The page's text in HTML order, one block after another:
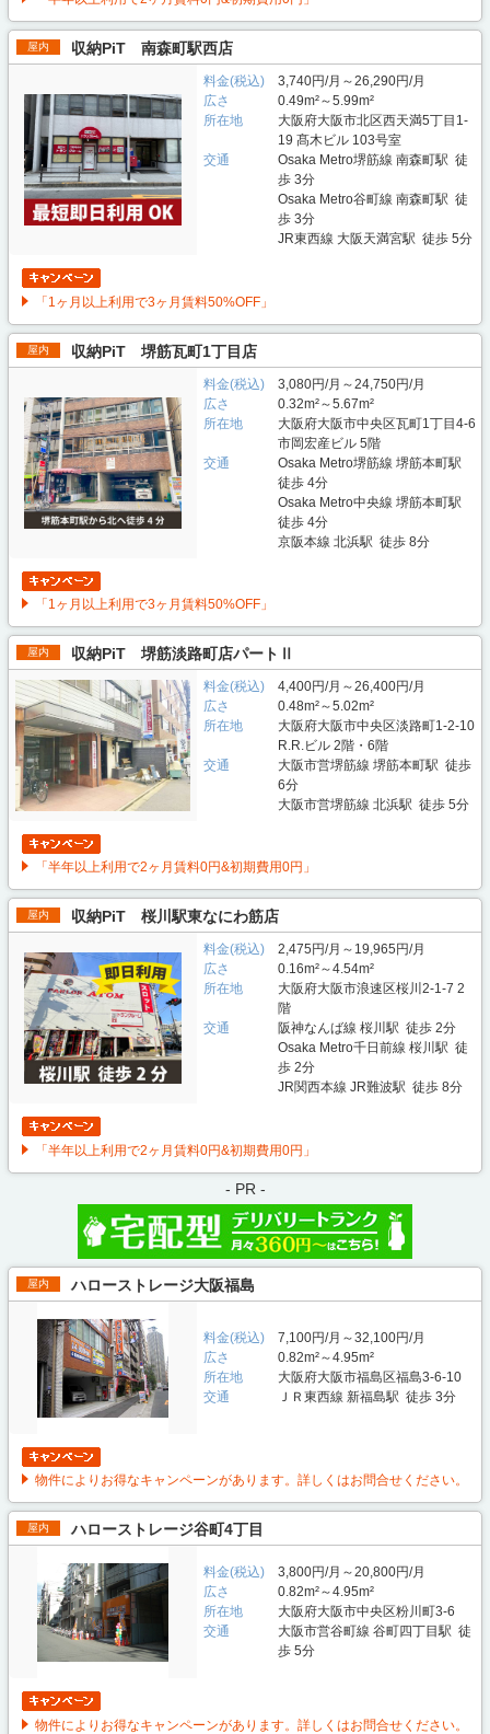
屋内 収納PiT 南森町駅西店
料金(税込)
3,740円/月～26,290円/月
広さ
0.49m²～5.99m²
所在地
大阪府大阪市北区西天満5丁目1-
19 髙木ビル 103号室
交通
Osaka Metro堺筋線 南森町駅 徒
歩 3分
Osaka Metro谷町線 南森町駅 徒
歩 3分
JR東西線 大阪天満宮駅 徒歩 5分
「1ヶ月以上利用で3ヶ月賃料50%OFF」
屋内 収納PiT 堺筋瓦町1丁目店
料金(税込)
3,080円/月～24,750円/月
広さ
0.32m²～5.67m²
所在地
大阪府大阪市中央区瓦町1丁目4-6
市岡宏産ビル 5階
交通
Osaka Metro堺筋線 堺筋本町駅
徒歩 4分
Osaka Metro中央線 堺筋本町駅
徒歩 4分
京阪本線 北浜駅 徒歩 8分
「1ヶ月以上利用で3ヶ月賃料50%OFF」
屋内 収納PiT 堺筋淡路町店パートⅡ
料金(税込)
4,400円/月～26,400円/月
広さ
0.48m²～5.02m²
所在地
大阪府大阪市中央区淡路町1-2-10
R.R.ビル 2階・6階
交通
大阪市営堺筋線 堺筋本町駅 徒歩
6分
大阪市営堺筋線 北浜駅 徒歩 5分
「半年以上利用で2ヶ月賃料0円&初期費用0円」
屋内 収納PiT 桜川駅東なにわ筋店
料金(税込)
2,475円/月～19,965円/月
広さ
0.16m²～4.54m²
所在地
大阪府大阪市浪速区桜川2-1-7 2
階
交通
阪神なんば線 桜川駅 徒歩 2分
Osaka Metro千日前線 桜川駅 徒
歩 2分
JR関西本線 JR難波駅 徒歩 8分
「半年以上利用で2ヶ月賃料0円&初期費用0円」
- PR -
屋内 ハローストレージ大阪福島
料金(税込)
7,100円/月～32,100円/月
広さ
0.82m²～4.95m²
所在地
大阪府大阪市福島区福島3-6-10
交通
ＪＲ東西線 新福島駅 徒歩 3分
物件によりお得なキャンペーンがあります。詳しくはお問合せください。
屋内 ハローストレージ谷町4丁目
料金(税込)
3,800円/月～20,800円/月
広さ
0.82m²～4.95m²
所在地
大阪府大阪市中央区粉川町3-6
交通
大阪市営谷町線 谷町四丁目駅 徒
歩 5分
物件によりお得なキャンペーンがあります。詳しくはお問合せください。